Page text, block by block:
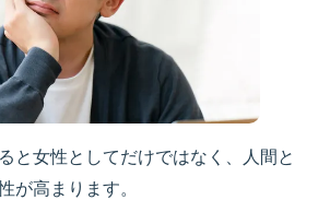
と女性としてだけではなく、人間と
が高まります。